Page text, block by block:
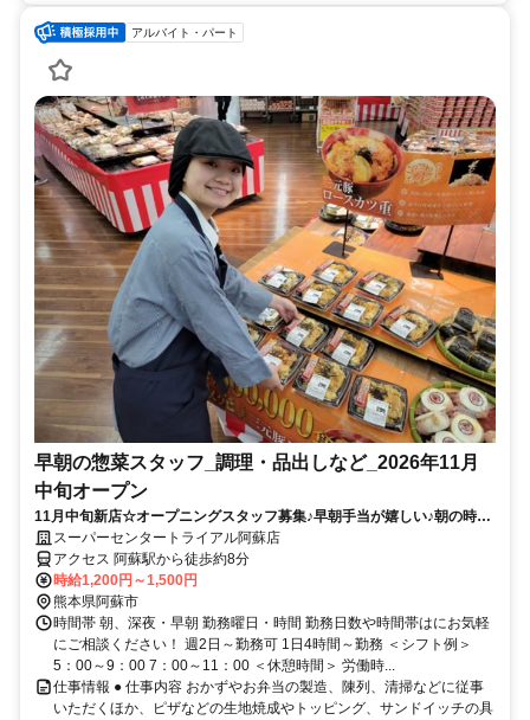
アルバイト・パート
早朝の惣菜スタッフ_調理・品出しなど_2026年11月
中旬オープン
11月中旬新店☆オープニングスタッフ募集♪早朝手当が嬉しい♪朝の時間
と有効活用！
スーパーセンタートライアル阿蘇店
アクセス 阿蘇駅から徒歩約8分
時給1,200円～1,500円
熊本県阿蘇市
時間帯 朝、深夜・早朝 勤務曜日・時間 勤務日数や時間帯はにお気軽
にご相談ください！ 週2日～勤務可 1日4時間～勤務 ＜シフト例＞
5：00～9：00 7：00～11：00 ＜休憩時間＞ 労働時...
仕事情報 ● 仕事内容 おかずやお弁当の製造、陳列、清掃などに従事
いただくほか、ピザなどの生地焼成やトッピング、サンドイッチの具